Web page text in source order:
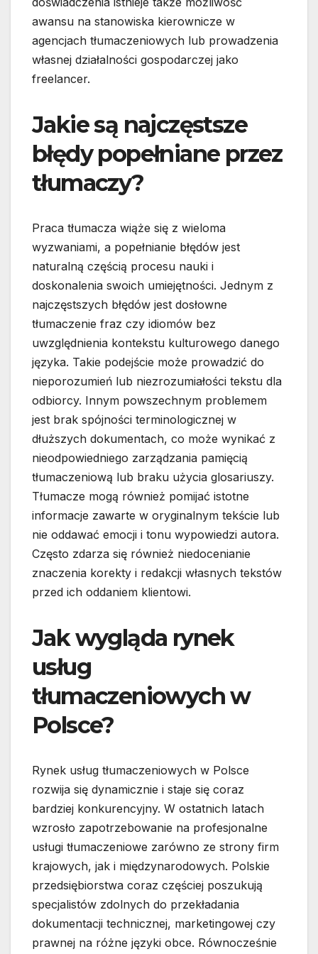
awansu na stanowiska kierownicze w
agencjach tłumaczeniowych lub prowadzenia
własnej działalności gospodarczej jako
freelancer.
Jakie są najczęstsze
błędy popełniane przez
tłumaczy?
Praca tłumacza wiąże się z wieloma
wyzwaniami, a popełnianie błędów jest
naturalną częścią procesu nauki i
doskonalenia swoich umiejętności. Jednym z
najczęstszych błędów jest dosłowne
tłumaczenie fraz czy idiomów bez
uwzględnienia kontekstu kulturowego danego
języka. Takie podejście może prowadzić do
nieporozumień lub niezrozumiałości tekstu dla
odbiorcy. Innym powszechnym problemem
jest brak spójności terminologicznej w
dłuższych dokumentach, co może wynikać z
nieodpowiedniego zarządzania pamięcią
tłumaczeniową lub braku użycia glosariuszy.
Tłumacze mogą również pomijać istotne
informacje zawarte w oryginalnym tekście lub
nie oddawać emocji i tonu wypowiedzi autora.
Często zdarza się również niedocenianie
znaczenia korekty i redakcji własnych tekstów
przed ich oddaniem klientowi.
Jak wygląda rynek
usług
tłumaczeniowych w
Polsce?
Rynek usług tłumaczeniowych w Polsce
rozwija się dynamicznie i staje się coraz
bardziej konkurencyjny. W ostatnich latach
wzrosło zapotrzebowanie na profesjonalne
usługi tłumaczeniowe zarówno ze strony firm
krajowych, jak i międzynarodowych. Polskie
przedsiębiorstwa coraz częściej poszukują
specjalistów zdolnych do przekładania
dokumentacji technicznej, marketingowej czy
prawnej na różne języki obce. Równocześnie